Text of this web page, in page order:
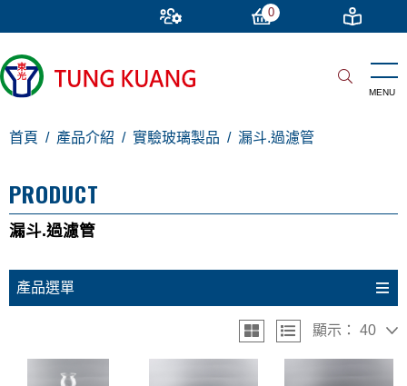
0
首頁 產品介紹 實驗玻璃製品 漏斗.過濾管
PRODUCT
漏斗.過濾管
產品選單
顯示：